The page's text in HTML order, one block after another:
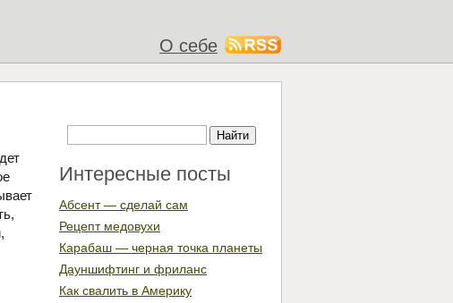
О себе
Интересные посты
Абсент — сделай сам
Рецепт медовухи
Карабаш — черная точка планеты
Дауншифтинг и фриланс
Как свалить в Америку